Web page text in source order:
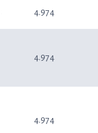
4.974
4.974
4.974